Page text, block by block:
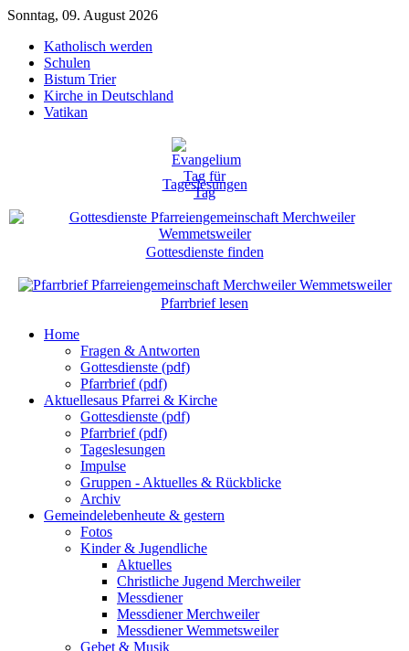
Sonntag, 09. August 2026
Katholisch werden
Schulen
Bistum Trier
Kirche in Deutschland
Vatikan
Tageslesungen
Gottesdienste finden
Pfarrbrief lesen
Home
Fragen & Antworten
Gottesdienste (pdf)
Pfarrbrief (pdf)
Aktuellesaus Pfarrei & Kirche
Gottesdienste (pdf)
Pfarrbrief (pdf)
Tageslesungen
Impulse
Gruppen - Aktuelles & Rückblicke
Archiv
Gemeindelebenheute & gestern
Fotos
Kinder & Jugendliche
Aktuelles
Christliche Jugend Merchweiler
Messdiener
Messdiener Merchweiler
Messdiener Wemmetsweiler
Gebet & Musik